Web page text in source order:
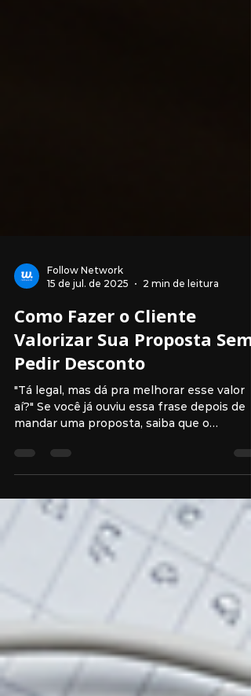
15 de jul. de 2025
2 min de leitura
Como Fazer o Cliente
Valorizar Sua Proposta Sem
Pedir Desconto
"Tá legal, mas dá pra melhorar esse valor
mandar uma proposta, saiba que o
problema não é o...